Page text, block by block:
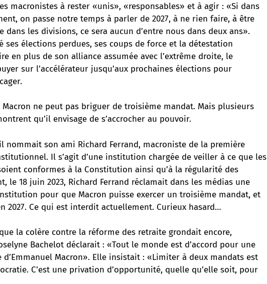
macronistes à rester «unis», «responsables» et à agir : «Si dans
on passe notre temps à parler de 2027, à ne rien faire, à être
dans les divisions, ce sera aucun d’entre nous dans deux ans».
ses élections perdues, ses coups de force et la détestation
en plus de son alliance assumée avec l’extrême droite, le
sur l’accélérateur jusqu’aux prochaines élections pour
ne peut pas briguer de troisième mandat. Mais plusieurs
qu’il envisage de s’accrocher au pouvoir.
il nommait son ami Richard Ferrand, macroniste de la première
. Il s’agit d’une institution chargée de veiller à ce que les
conformes à la Constitution ainsi qu’à la régularité des
le 18 juin 2023, Richard Ferrand réclamait dans les médias une
pour que Macron puisse exercer un troisième mandat, et
2027. Ce qui est interdit actuellement. Curieux hasard…
la colère contre la réforme des retraite grondait encore,
Bachelot déclarait : «Tout le monde est d’accord pour une
Macron». Elle insistait : «Limiter à deux mandats est
C’est une privation d’opportunité, quelle qu’elle soit, pour